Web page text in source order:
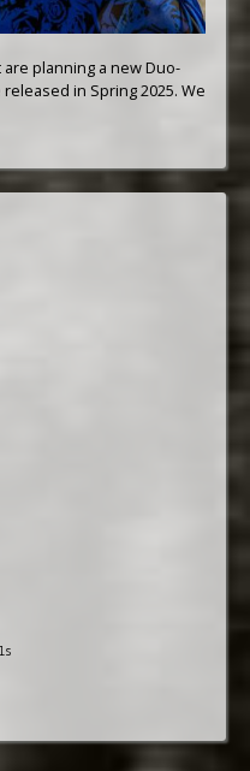
are planning a new Duo-
in Spring 2025. We